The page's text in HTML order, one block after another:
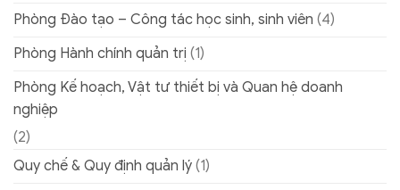
Phòng Đào tạo – Công tác học sinh, sinh viên (4)
Phòng Hành chính quản trị (1)
Phòng Kế hoạch, Vật tư thiết bị và Quan hệ doanh
nghiệp
(2)
Quy chế & Quy định quản lý (1)